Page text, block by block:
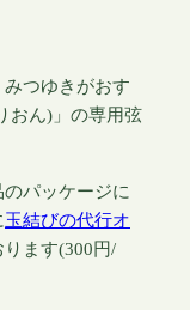
つゆきがおす
おん)」の専用弦
パッケージに
玉結びの代行オ
ます(300円/